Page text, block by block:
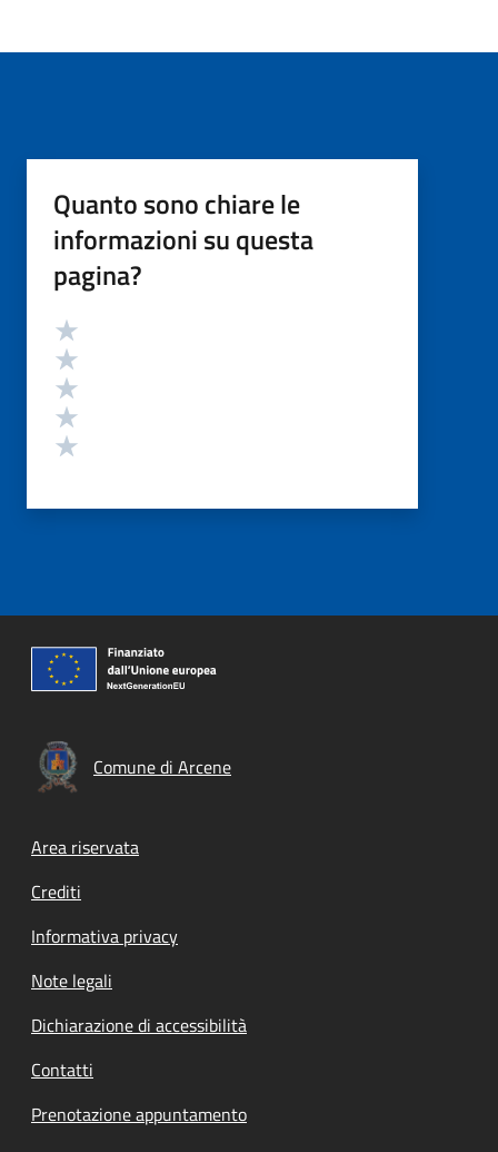
Quanto sono chiare le
informazioni su questa
pagina?
Valutazione
Comune di Arcene
Footer menu
Area riservata
Crediti
Informativa privacy
Note legali
Dichiarazione di accessibilità
Contatti
Prenotazione appuntamento